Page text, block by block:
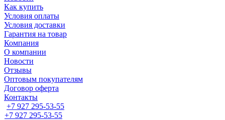
Как купить
Условия оплаты
Условия доставки
Гарантия на товар
Компания
О компании
Новости
Отзывы
Оптовым покупателям
Договор оферта
Контакты
+7 927 295-53-55
+7 927 295-53-55